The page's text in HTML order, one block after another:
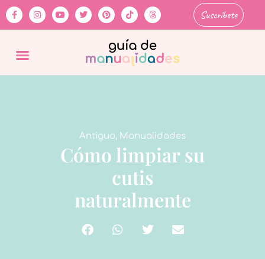
Suscríbete
Antiguo, Manualidades
Cómo limpiar su
cutis
naturalmente